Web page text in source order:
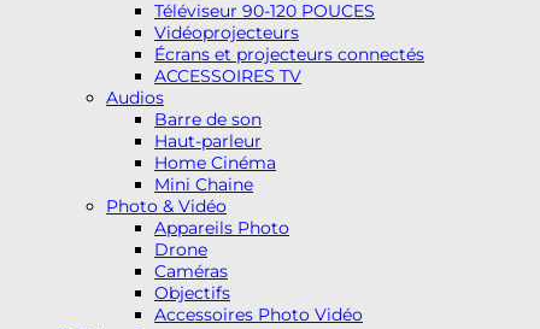
Téléviseur 90-120 POUCES
Vidéoprojecteurs
Écrans et projecteurs connectés
ACCESSOIRES TV
Audios
Barre de son
Haut-parleur
Home Cinéma
Mini Chaine
Photo & Vidéo
Appareils Photo
Drone
Caméras
Objectifs
Accessoires Photo Vidéo